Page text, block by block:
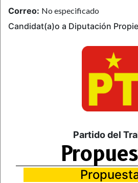
Correo: No especificado
Candidat(a)o a Diputación
Partido del